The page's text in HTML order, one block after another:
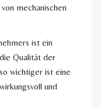
mechanischen
ist ein
Qualität der
wichtiger ist eine
und